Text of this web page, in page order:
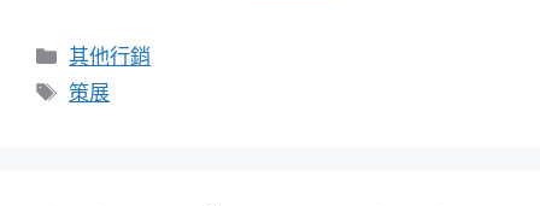
分
類
其他行銷
標
策展